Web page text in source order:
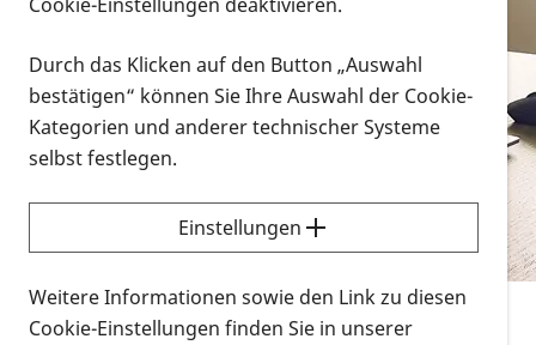
Vorlesen
Alle Infomaterialien in verschiedenen
Formaten an einem Ort
Sie möchten wissen, wie Sie nach Infonmaterial
suchen und dieses bestellen bzw. herunterladen
können? Schauen Sie sich dieErklärvideos zum
Thema Infomaterial auf der PRO RETINA-Website
für blinde und sehbehinderte Menschen an.
Durch das Klicken auf den Button „Auswahl
bestätigen“ können Sie Ihre Auswahl der Cookie-
Kategorien und anderer technischer Systeme
selbst festlegen.
Einstellungen
Weitere Informationen sowie den Link zu diesen
Cookie-Einstellungen finden Sie in unserer